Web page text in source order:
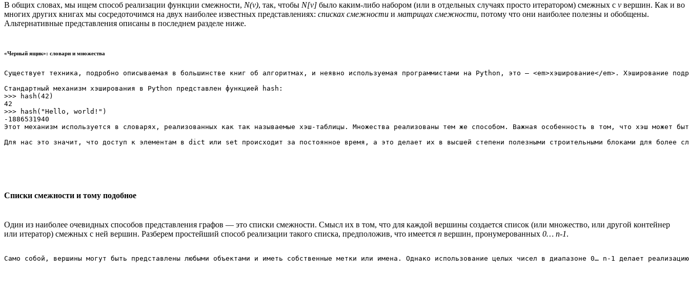
В общих словах, мы ищем способ реализации функции смежности, N(v), так, чтобы N[v] было каким-либо набором (или в отдельных случаях просто итератором) смежных с v вершин. Как и во
многих других книгах мы сосредоточимся на двух наиболее известных представлениях: списках смежности и матрицах смежности, потому что они наиболее полезны и обобщены.
Альтернативные представления описаны в последнем разделе ниже.
«Черный ящик»: словари и множества
Существует техника, подробно описываемая в большинстве книг об алгоритмах, и неявно используемая программистами на Python, это — <em>хэширование</em>.
Стандартный механизм хэширования в Python представлен функцией hash:
>>> hash(42)
42
>>> hash("Hello, world!")
-1886531940
Этот механизм используется в словарях, реализованных как так называемые хэш-таблицы. Множества реализованы тем же способом. Важная особенность в том, что хэш
Списки смежности и тому подобное
Один из наиболее очевидных способов представления графов — это списки смежности. Смысл их в том, что для каждой вершины создается список (или множество, или другой контейнер
или итератор) смежных с ней вершин. Разберем простейший способ реализации такого списка, предположив, что имеется n вершин, пронумерованных 0… n-1.